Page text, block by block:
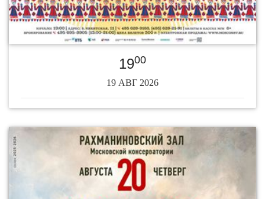
1900
19 АВГ 2026